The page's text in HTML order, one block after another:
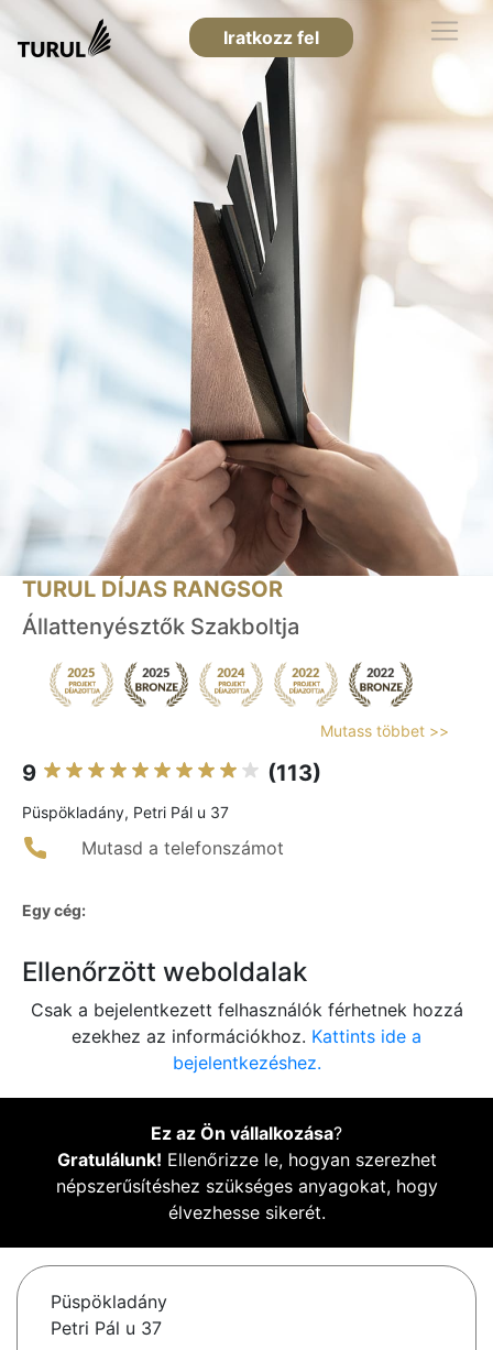
Iratkozz fel
TURUL DÍJAS RANGSOR
Állattenyésztők Szakboltja
Mutass többet >>
9 (113)
Püspökladány, Petri Pál u 37
Mutasd a telefonszámot
Egy cég:
Ellenőrzött weboldalak
Csak a bejelentkezett felhasználók férhetnek hozzá
ezekhez az információkhoz. Kattints ide a
bejelentkezéshez.
Ez az Ön vállalkozása?
Gratulálunk! Ellenőrizze le, hogyan szerezhet
népszerűsítéshez szükséges anyagokat, hogy
élvezhesse sikerét.
Püspökladány
Petri Pál u 37